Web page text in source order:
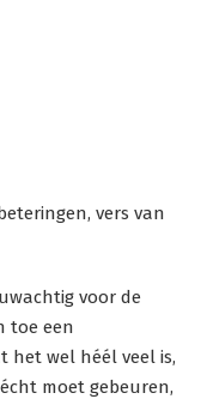
vers van
voor de
toe een
het wel héél veel is,
moet gebeuren,